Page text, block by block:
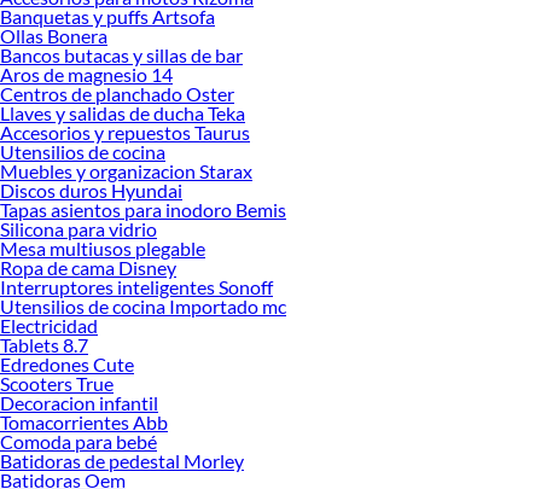
Amoladora
Generador electrico
Maquina de soldar
Rotomartillo
Wincha
Hidrolavadora
Taladro inalambrico
Martillo
Herramientas
Nivelador laser
Taladro
Sierra circular
Alicate
Caja de herramientas
Banquetas y puffs Artsofa
Ollas Bonera
Bancos butacas y sillas de bar
Aros de magnesio 14
Centros de planchado Oster
Llaves y salidas de ducha Teka
Accesorios y repuestos Taurus
Utensilios de cocina
Muebles y organizacion Starax
Discos duros Hyundai
Tapas asientos para inodoro Bemis
Silicona para vidrio
Mesa multiusos plegable
Ropa de cama Disney
Interruptores inteligentes Sonoff
Utensilios de cocina Importado mc
Electricidad
Tablets 8.7
Edredones Cute
Scooters True
Decoracion infantil
Tomacorrientes Abb
Comoda para bebé
Batidoras de pedestal Morley
Batidoras Oem